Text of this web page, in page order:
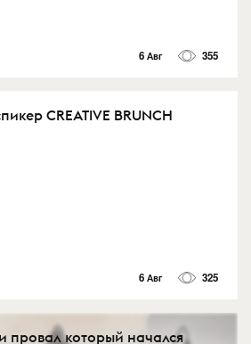
6 Авг 355
CREATIVE BRUNCH
6 Авг 325
провал который начался